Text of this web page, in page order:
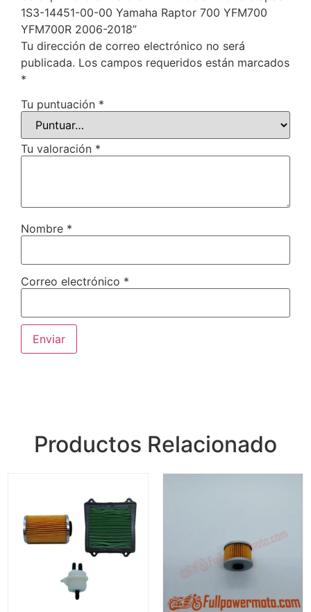
1S3-14451-00-00 Yamaha Raptor 700 YFM700
YFM700R 2006-2018”
Tu dirección de correo electrónico no será
publicada. Los campos requeridos están marcados
*
Tu puntuación *
Tu valoración *
Nombre *
Correo electrónico *
Productos Relacionado